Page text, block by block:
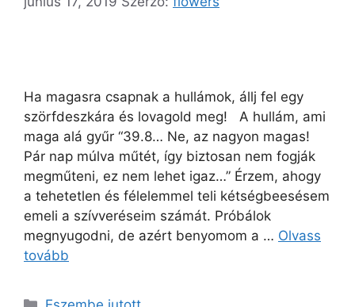
Ha magasra csapnak a hullámok, állj fel egy
szörfdeszkára és lovagold meg! A hullám, ami
maga alá gyűr “39.8… Ne, az nagyon magas!
Pár nap múlva műtét, így biztosan nem fogják
megműteni, ez nem lehet igaz…” Érzem, ahogy
a tehetetlen és félelemmel teli kétségbeesésem
emeli a szívveréseim számát. Próbálok
megnyugodni, de azért benyomom a … Olvass
tovább